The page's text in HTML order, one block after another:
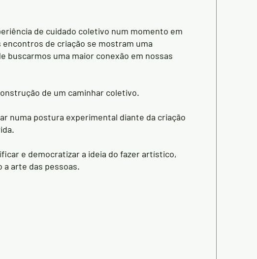
de cuidado coletivo num momento em
encontros de criação se mostram uma
buscarmos uma maior conexão em nossas
de um caminhar coletivo.
numa postura experimental diante da criação
e democratizar a ideia do fazer artístico,
a arte das pessoas.